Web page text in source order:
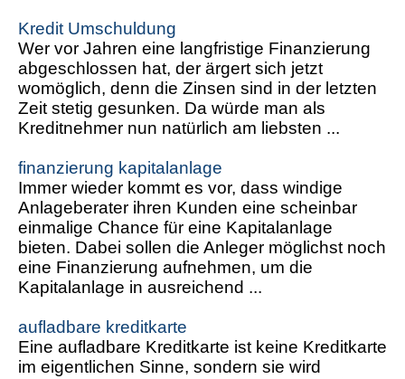
Kredit Umschuldung
Wer vor Jahren eine langfristige Finanzierung
abgeschlossen hat, der ärgert sich jetzt
womöglich, denn die Zinsen sind in der letzten
Zeit stetig gesunken. Da würde man als
Kreditnehmer nun natürlich am liebsten ...
finanzierung kapitalanlage
Immer wieder kommt es vor, dass windige
Anlageberater ihren Kunden eine scheinbar
einmalige Chance für eine Kapitalanlage
bieten. Dabei sollen die Anleger möglichst noch
eine Finanzierung aufnehmen, um die
Kapitalanlage in ausreichend ...
aufladbare kreditkarte
Eine aufladbare Kreditkarte ist keine Kreditkarte
im eigentlichen Sinne, sondern sie wird